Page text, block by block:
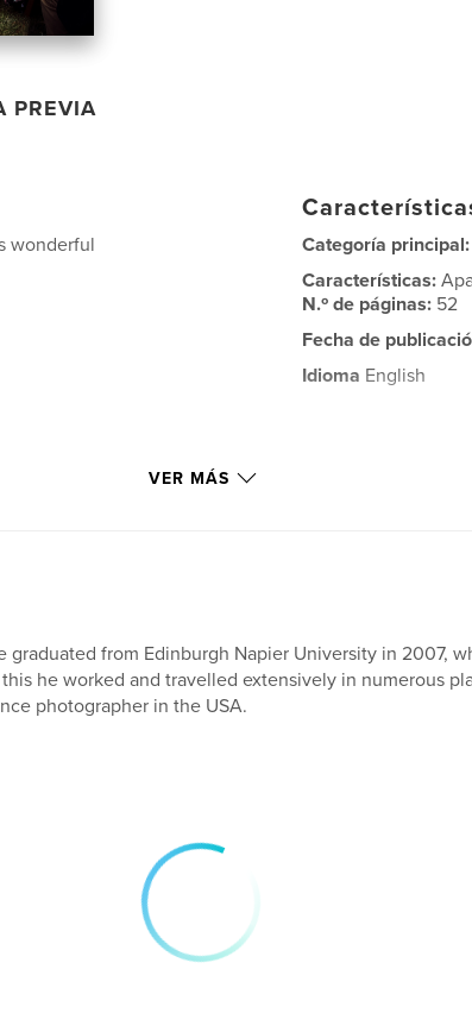
PREVIA
wonderful
Categoría principal:
Características:
N.º de páginas: 52
Fecha de
Idioma English
VER MÁS
graduated from Edinburgh Napier University in 2007,
he worked and travelled extensively in numerous
photographer in the USA.